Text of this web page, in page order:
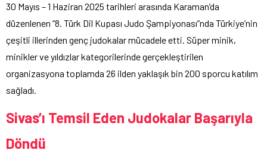
30 Mayıs – 1 Haziran 2025 tarihleri arasında Karaman’da
düzenlenen “8. Türk Dil Kupası Judo Şampiyonası”nda Türkiye’nin
çeşitli illerinden genç judokalar mücadele etti. Süper minik,
minikler ve yıldızlar kategorilerinde gerçekleştirilen
organizasyona toplamda 26 ilden yaklaşık bin 200 sporcu katılım
sağladı.
Sivas’ı Temsil Eden Judokalar Başarıyla
Döndü